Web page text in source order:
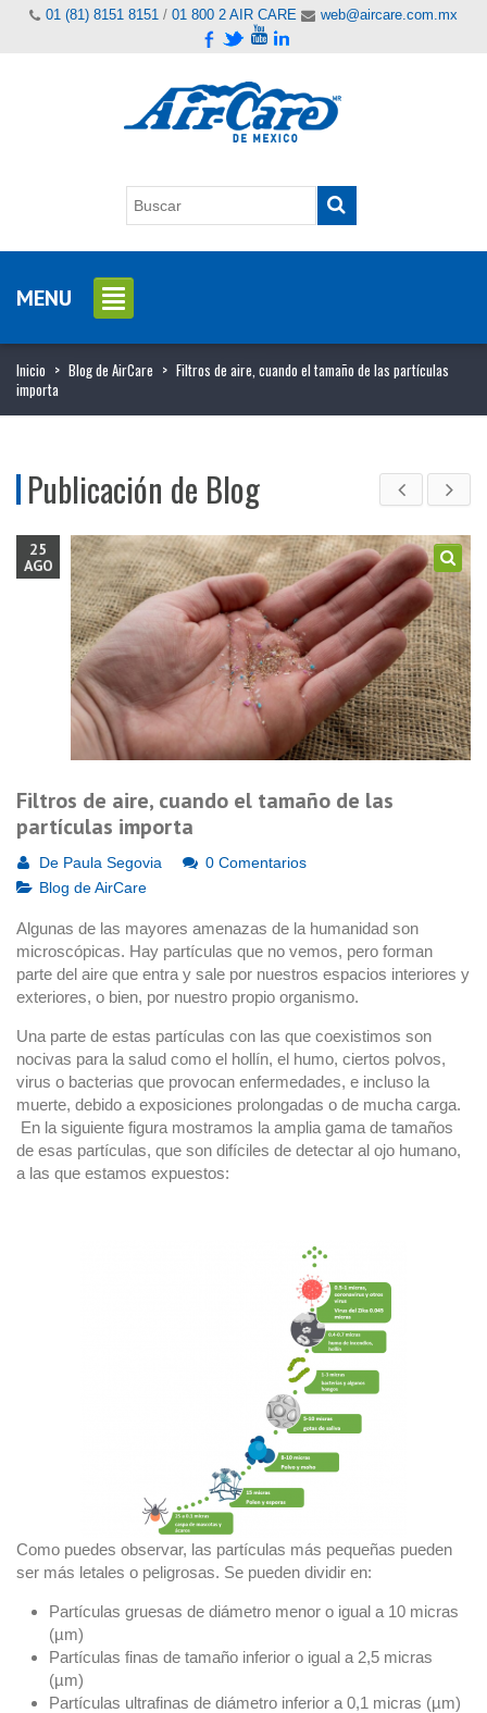
01 (81) 8151 8151 / 01 800 2 AIR CARE web@aircare.com.mx
MENU
Inicio > Blog de AirCare > Filtros de aire, cuando el tamaño de las partículas
importa
Publicación de Blog
25
AGO
Filtros de aire, cuando el tamaño de las
partículas importa
De Paula Segovia
0 Comentarios
Blog de AirCare
Algunas de las mayores amenazas de la humanidad son
microscópicas. Hay partículas que no vemos, pero forman
parte del aire que entra y sale por nuestros espacios interiores y
exteriores, o bien, por nuestro propio organismo.
Una parte de estas partículas con las que coexistimos son
nocivas para la salud como el hollín, el humo, ciertos polvos,
virus o bacterias que provocan enfermedades, e incluso la
muerte, debido a exposiciones prolongadas o de mucha carga.
En la siguiente figura mostramos la amplia gama de tamaños
de esas partículas, que son difíciles de detectar al ojo humano,
a las que estamos expuestos:
Como puedes observar, las partículas más pequeñas pueden
ser más letales o peligrosas. Se pueden dividir en:
Partículas gruesas de diámetro menor o igual a 10 micras
(µm)
Partículas finas de tamaño inferior o igual a 2,5 micras
(µm)
Partículas ultrafinas de diámetro inferior a 0,1 micras (µm)